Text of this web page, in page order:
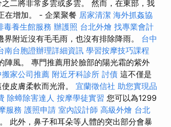
二將非常多雲或多雲。 然而，在東部，我
在增加。 - 企業聚餐 居家清潔 海外抓姦協
毒養生館服務 辦護照 台北外燴 找專業會計
附近沒有毛毛雨，也沒有排除降雨。 台中
南台胞證辦理詳細資訊 學習按摩技巧課程
陣風。 專門推薦用於臉部的陽光霜的紫外
搬家公司推薦 附近牙科診所 討債 這不僅是
皮膚柔軟而光滑。 宜蘭徵信社 助您實現品
除蟑除害達人 按摩學徒實習 您可以為1299
服務 護照申請 室內設計師 高級外燴 台北
此外，鼻子和耳朵等人體的突出部分會暴